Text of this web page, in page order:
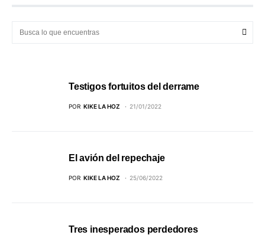
Testigos fortuitos del derrame
POR KIKE LA HOZ 21/01/2022
El avión del repechaje
POR KIKE LA HOZ 25/06/2022
Tres inesperados perdedores